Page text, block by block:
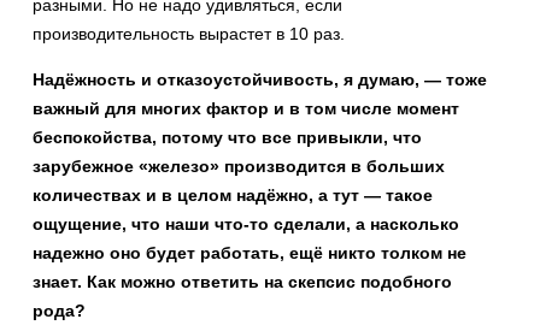
разными. Но не надо удивляться, если
производительность вырастет в 10 раз.
Надёжность и отказоустойчивость, я думаю, — тоже
важный для многих фактор и в том числе момент
беспокойства, потому что все привыкли, что
зарубежное «железо» производится в больших
количествах и в целом надёжно, а тут — такое
ощущение, что наши что-то сделали, а насколько
надежно оно будет работать, ещё никто толком не
знает. Как можно ответить на скепсис подобного
рода?